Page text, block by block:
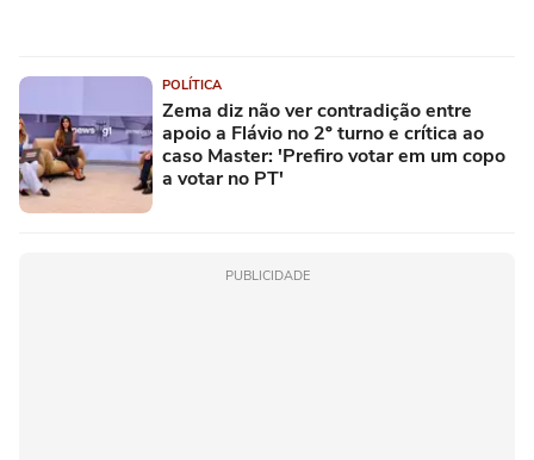
POLÍTICA
Zema diz não ver contradição entre
apoio a Flávio no 2º turno e crítica ao
caso Master: 'Prefiro votar em um copo
a votar no PT'
PUBLICIDADE